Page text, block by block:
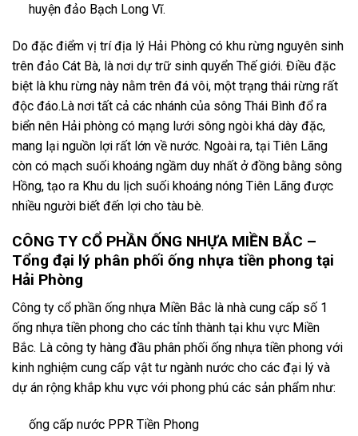
huyện đảo Bạch Long Vĩ.
Do đặc điểm vị trí địa lý Hải Phòng có khu rừng nguyên sinh
trên đảo Cát Bà, là nơi dự trữ sinh quyển Thế giới. Điều đặc
biệt là khu rừng này nằm trên đá vôi, một trạng thái rừng rất
độc đáo.Là nơi tất cả các nhánh của sông Thái Bình đổ ra
biển nên Hải phòng có mạng lưới sông ngòi khá dày đặc,
mang lại nguồn lợi rất lớn về nước. Ngoài ra, tại Tiên Lãng
còn có mạch suối khoáng ngầm duy nhất ở đồng bằng sông
Hồng, tạo ra Khu du lịch suối khoáng nóng Tiên Lãng được
nhiều người biết đến lợi cho tàu bè.
CÔNG TY CỔ PHẦN ỐNG NHỰA MIỀN BẮC –
Tổng đại lý phân phối ống nhựa tiền phong tại
Hải Phòng
Công ty cổ phần ống nhựa Miền Bắc là nhà cung cấp số 1
ống nhựa tiền phong cho các tỉnh thành tại khu vực Miền
Bắc. Là công ty hàng đầu phân phối ống nhựa tiền phong với
kinh nghiệm cung cấp vật tư ngành nước cho các đại lý và
dự án rộng khắp khu vực với phong phú các sản phẩm như:
ống cấp nước PPR Tiền Phong